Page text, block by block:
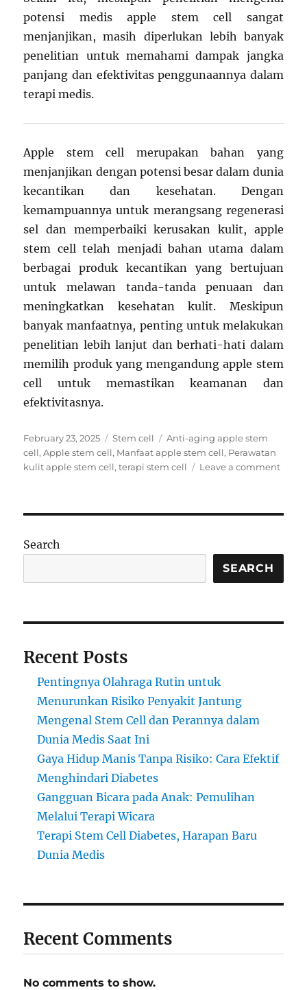
potensi medis apple stem cell sangat
menjanjikan, masih diperlukan lebih banyak
penelitian untuk memahami dampak jangka
panjang dan efektivitas penggunaannya dalam
terapi medis.
Apple stem cell merupakan bahan yang
menjanjikan dengan potensi besar dalam dunia
kecantikan dan kesehatan. Dengan
kemampuannya untuk merangsang regenerasi
sel dan memperbaiki kerusakan kulit, apple
stem cell telah menjadi bahan utama dalam
berbagai produk kecantikan yang bertujuan
untuk melawan tanda-tanda penuaan dan
meningkatkan kesehatan kulit. Meskipun
banyak manfaatnya, penting untuk melakukan
penelitian lebih lanjut dan berhati-hati dalam
memilih produk yang mengandung apple stem
cell untuk memastikan keamanan dan
efektivitasnya.
Posted
on
February 23, 2025 Categories
Stem cell Tags
Anti-aging apple stem
cell,Apple stem cell, Manfaat apple stem cell, Perawatan
kulit apple stem cell,terapi stem cell Leave a commenton
dan
dan
Search
SEARCH
Recent Posts
Pentingnya Olahraga Rutin untuk
Menurunkan Risiko Penyakit Jantung
Mengenal Stem Cell dan Perannya dalam
Dunia Medis Saat Ini
Gaya Hidup Manis Tanpa Risiko: Cara Efektif
Menghindari Diabetes
Gangguan Bicara pada Anak: Pemulihan
Melalui Terapi Wicara
Terapi Stem Cell Diabetes, Harapan Baru
Dunia Medis
Recent Comments
No comments to show.